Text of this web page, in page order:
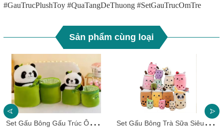
#GauTrucPlushToy #QuaTangDeThuong #SetGauTrucOmTre
Sản phẩm cùng loại
S
et Gấu Bông Gấu Trúc Ôm Tre – Mềm Mại, Dễ Thương, Giá Rẻ Siêu Hời S
et Gấu Bông Trà Sữa Siêu Cưng – Mềm Mại, Đáng Yêu, Trang Trí Cực Đỉnh!